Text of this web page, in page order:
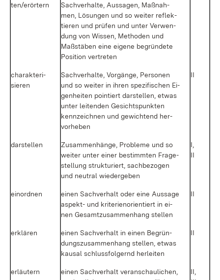
ten/er­ör­tern
Sach­ver­hal­te, Aus­sa­gen, Maß­nah­
men, Lö­sun­gen und so wei­ter re­flek­
tie­ren und prü­fen und un­ter Ver­wen­
dung von Wis­sen, Me­tho­den und
Maß­stä­ben ei­ne ei­ge­ne be­grün­de­te
Po­si­ti­on ver­tre­ten
cha­rak­te­ri­
sie­ren
Sach­ver­hal­te, Vor­gän­ge, Per­so­nen
und so wei­ter in ih­ren spe­zi­fi­schen Ei­
gen­hei­ten poin­tiert dar­stel­len, et­was
un­ter lei­ten­den Ge­sichts­punk­ten
kenn­zeich­nen und ge­wich­tend her­
vor­he­ben
II
dar­stel­len
Zu­sam­men­hän­ge, Pro­ble­me und so
wei­ter un­ter ei­ner be­stimm­ten Fra­ge­
stel­lung struk­tu­riert, sach­be­zo­gen
und neu­tral wie­der­ge­ben
I,
II
ein­ord­nen
ei­nen Sach­ver­halt oder ei­ne Aus­sa­ge
as­pekt- und kri­te­ri­en­ori­en­tiert in ei­
nen Ge­samt­zu­sam­men­hang stel­len
II
er­klä­ren
ei­nen Sach­ver­halt in ei­nen Be­grün­
dungs­zu­sam­men­hang stel­len, et­was
kau­sal schluss­fol­gernd her­lei­ten
II
er­läu­tern
ei­nen Sach­ver­halt ver­an­schau­li­chen,
II,